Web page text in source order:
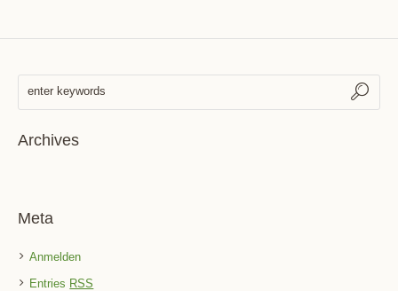
Archives
Meta
Anmelden
Entries RSS